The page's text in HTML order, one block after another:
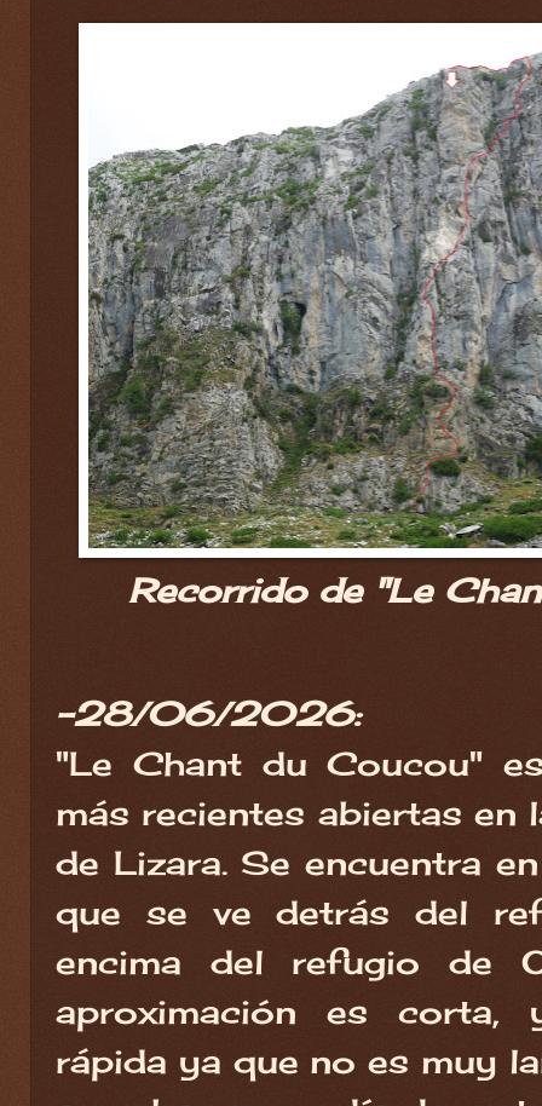
Recorrido de "Le
-28/06/2026:
"Le Chant du Coucou"
más recientes abiertas en
de Lizara. Se encuentra
que se ve detrás del
encima del refugio de
aproximación es corta,
rápida ya que no es muy